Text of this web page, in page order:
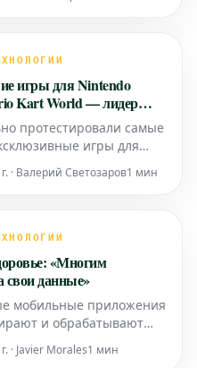
гибридный
рынке.
игры для Nintendo
Kart World — лидер
протестировали самые
игры для
из семи лучших
· Валерий Светозаров1 мин
«Многим
свои данные»
мобильные приложения
и обрабатывают
Однако
· Javier Morales1 мин